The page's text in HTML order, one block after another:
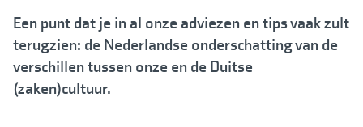
Een punt dat je in al onze adviezen en tips vaak zult
terugzien: de Nederlandse onderschatting van de
verschillen tussen onze en de Duitse
(zaken)cultuur.